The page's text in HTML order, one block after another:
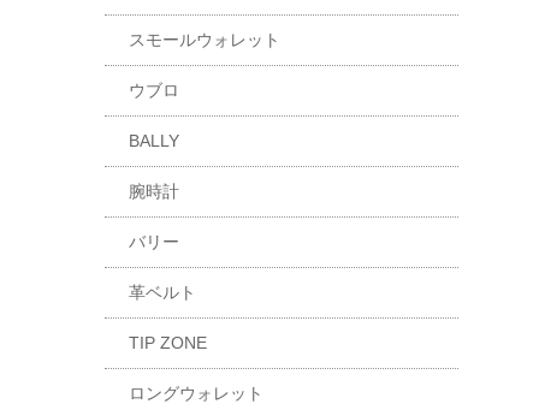
スモールウォレット
ウブロ
BALLY
腕時計
バリー
革ベルト
TIP ZONE
ロングウォレット